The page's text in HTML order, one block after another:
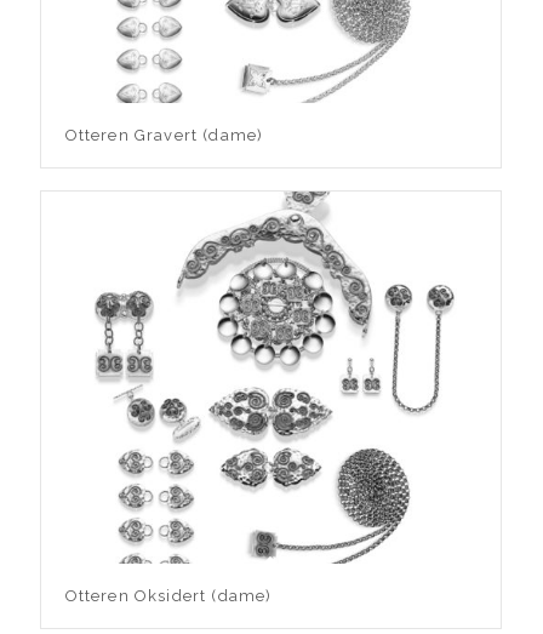
Otteren Gravert (dame)
Otteren Oksidert (dame)